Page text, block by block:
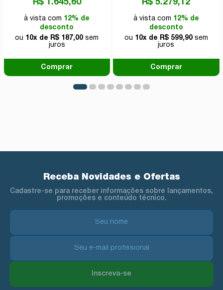
R$ 1.645,60
à vista com 12% de
desconto
ou 10x de R$ 187,00 sem
juros
Comprar
R$ 5.279,12
à vista com 12% de
desconto
ou 10x de R$ 599,90sem
juros
Comprar
Receba Novidades e Ofertas
Cadastre-se para receber informações sobre lançamentos,
promoções e conteúdo técnico.
Inscreva-se